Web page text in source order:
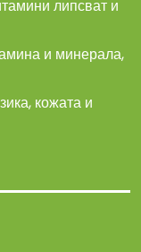
липсват и
и минерала,
кожата и